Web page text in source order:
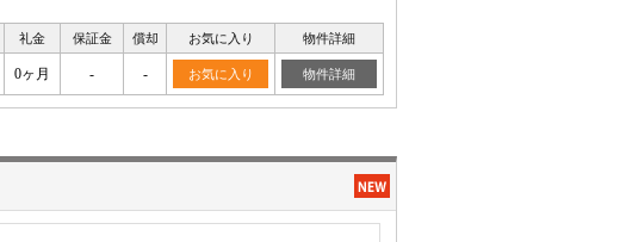
礼金 保証金 償却 お気に入り 物件詳細
0ヶ月 - - お気に入り 物件詳細